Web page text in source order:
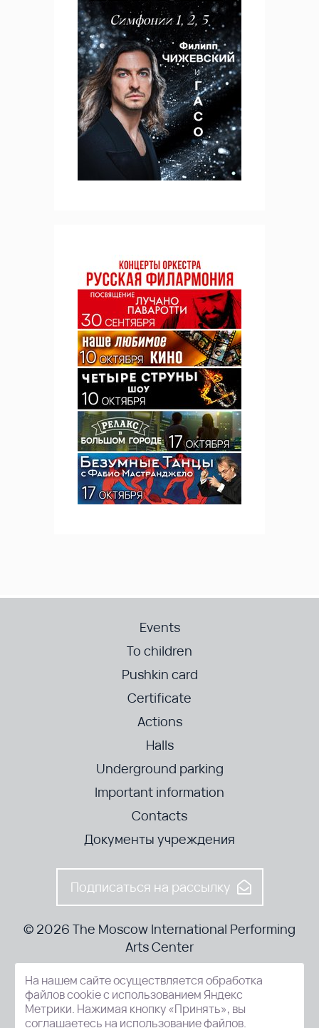
Events
To children
Pushkin card
Certificate
Actions
Halls
Underground parking
Important information
Contacts
Документы учреждения
Подписаться на рассылку
© 2026 The Moscow International Performing
Arts Center
52-8, Kosmodamianskaya nab., Moscow, 115054, Russia
На нашем сайте осуществляется обработка
файлов cookie с использованием Яндекс
Метрики. Нажимая кнопку «Принять», вы
соглашаетесь на использование файлов.